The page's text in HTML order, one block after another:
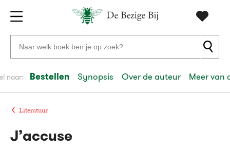
Gratis
verzending
vanaf
20
euro
Voor
23:59
volgendein
Veilig
Zoeken
naar
auteurs
en
uitgevers
naar: Bestellen Synopsis Over de auteur Meer van
Literatuur
J’accuse